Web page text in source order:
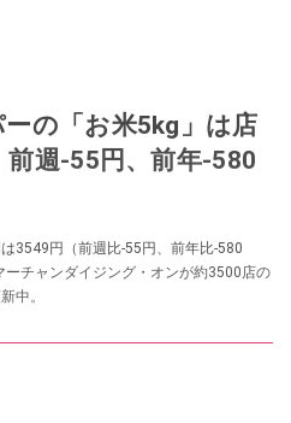
ーの「お米5kg」は店
週-55円、前年-580
3549円（前週比-55円、前年比-580
チャンダイジング・オンが約3500店の
中。